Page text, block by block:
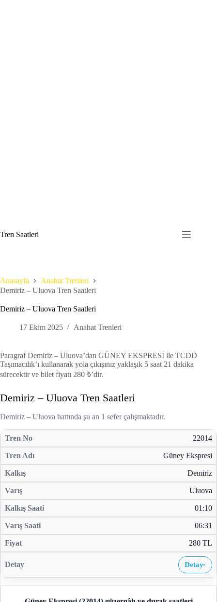
to
content
Tren Saatleri
Anasayfa
Anahat Trenleri
Demiriz – Uluova Tren Saatleri
Demiriz – Uluova Tren Saatleri
17 Ekim 2025 Anahat Trenleri
Paragraf Demiriz – Uluova’dan GÜNEY EKSPRESİ ile TCDD
Taşımacılık’ı kullanarak yola çıkışınız yaklaşık 5 saat 21 dakika
sürecektir ve bilet fiyatı 280 ₺’dir.
Demiriz – Uluova Tren Saatleri
Demiriz – Uluova hattında şu an 1 sefer çalışmaktadır.
22014
Güney Ekspresi
Demiriz
Uluova
01:10
06:31
280 TL
Detay›